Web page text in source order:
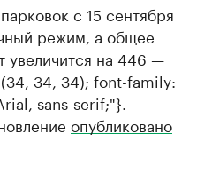
с 15 сентября
режим, а общее
увеличится на 446 —
34, 34); font-family:
sans-serif;"}
опубликовано